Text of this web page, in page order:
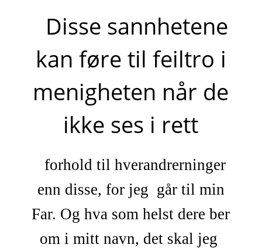
Disse sannhetene
kan føre til feiltro i
menigheten når de
ikke ses i rett
forhold til hverandrerninger
enn disse, for jeg går til min
Far. Og hva som helst dere ber
om i mitt navn, det skal jeg